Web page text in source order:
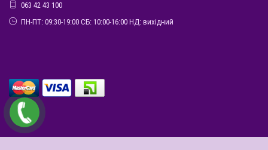
063 42 43 100
ПН-ПТ: 09:30-19:00 СБ: 10:00-16:00 НД: вихідний